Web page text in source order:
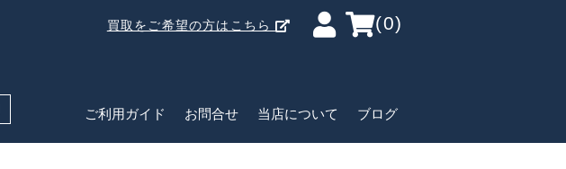
買取をご希望の方はこちら (0)
ご利用ガイド お問合せ 当店について ブログ